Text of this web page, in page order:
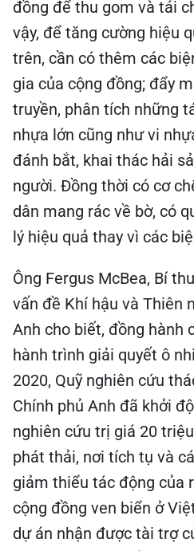
đồng để thu gom và tái
vậy, để tăng cường hiệu
trên, cần có thêm các
gia của cộng đồng; đẩy
truyền, phân tích những
nhựa lớn cũng như vi
đánh bắt, khai thác hải
người. Đồng thời có cơ
dân mang rác về bờ, có
lý hiệu quả thay vì các
Ông Fergus McBea, Bí
vấn đề Khí hậu và Thiên
Anh cho biết, đồng hành
hành trình giải quyết ô
2020, Quỹ nghiên cứu
Chính phủ Anh đã khởi
nghiên cứu trị giá 20
phát thải, nơi tích tụ và
giảm thiểu tác động của
cộng đồng ven biển ở
dự án nhận được tài trợ